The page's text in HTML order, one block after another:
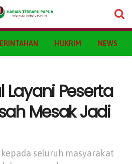
HUKRIM NEWS
Layani Peserta
Mesak Jadi
seluruh masyarakat